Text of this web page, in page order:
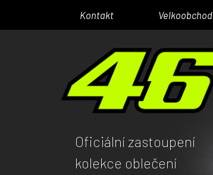
Kontakt Velkoobchod
Oficiální zastoupení
kolekce oblečení